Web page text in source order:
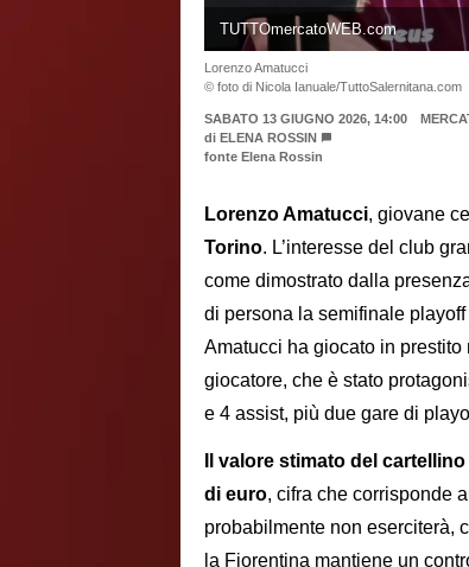
TUTTOmercatoWEB.com
Lorenzo Amatucci
© foto di Nicola Ianuale/TuttoSalernitana.com
SABATO 13 GIUGNO 2026, 14:00
di ELENA ROSSIN
fonte Elena Rossin
Lorenzo Amatucci, giovane
Torino. L’interesse del club
come dimostrato dalla
di persona la semifinale
Amatucci ha giocato in
giocatore, che è stato
e 4 assist, più due gare di
Il valore stimato del
di euro, cifra che corrisponde
probabilmente non eserciterà,
la Fiorentina mantiene un